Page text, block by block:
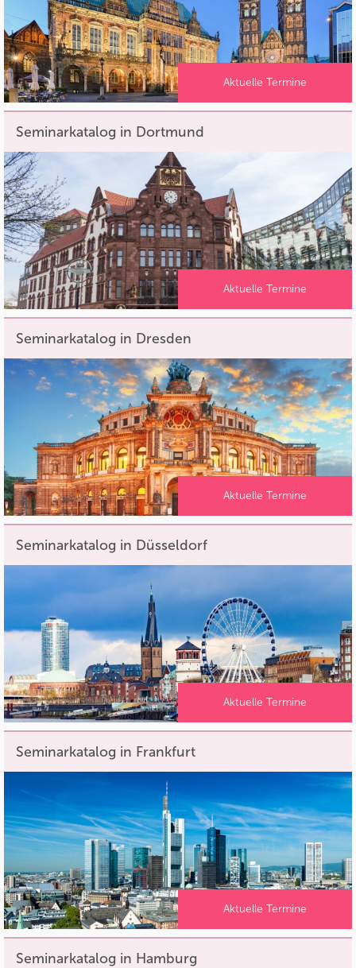
Aktuelle Termine
Seminarkatalog in Dortmund
Aktuelle Termine
Seminarkatalog in Dresden
Aktuelle Termine
Seminarkatalog in Düsseldorf
Aktuelle Termine
Seminarkatalog in Frankfurt
Aktuelle Termine
Seminarkatalog in Hamburg